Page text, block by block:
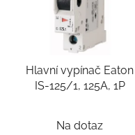
Hlavní vypínač Eaton
IS-125/1, 125A, 1P
Na dotaz